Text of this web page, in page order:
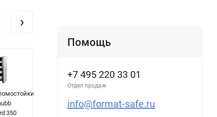
350
сейф Chubb
1845/4
›
Помощь
+7 495 220 33 01
Отдел продаж
info@format-safe.ru